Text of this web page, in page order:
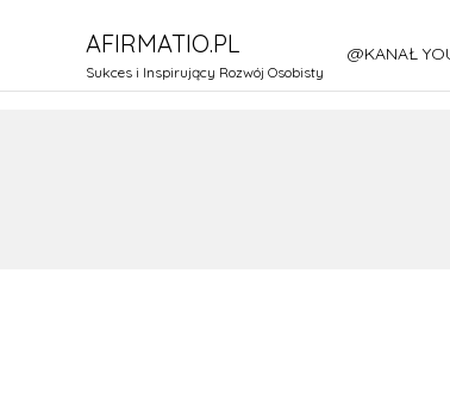
AFIRMATIO.PL
Sukces i Inspirujący Rozwój Osobisty
@KANAŁ